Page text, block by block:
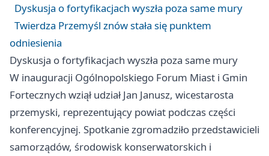
Dyskusja o fortyfikacjach wyszła poza same mury
Twierdza Przemyśl znów stała się punktem
odniesienia
Dyskusja o fortyfikacjach wyszła poza same mury
W inauguracji Ogólnopolskiego Forum Miast i Gmin
Fortecznych wziął udział Jan Janusz, wicestarosta
przemyski, reprezentujący powiat podczas części
konferencyjnej. Spotkanie zgromadziło przedstawicieli
samorządów, środowisk konserwatorskich i